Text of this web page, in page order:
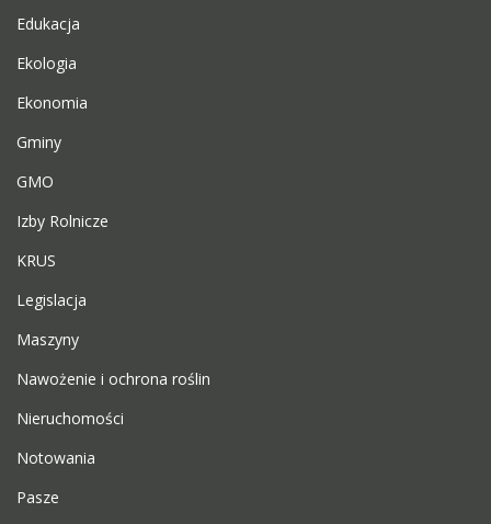
Edukacja
Ekologia
Ekonomia
Gminy
GMO
Izby Rolnicze
KRUS
Legislacja
Maszyny
Nawożenie i ochrona roślin
Nieruchomości
Notowania
Pasze